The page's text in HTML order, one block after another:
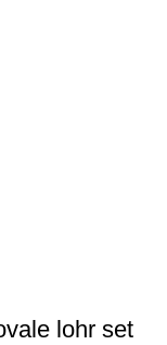
lohr set